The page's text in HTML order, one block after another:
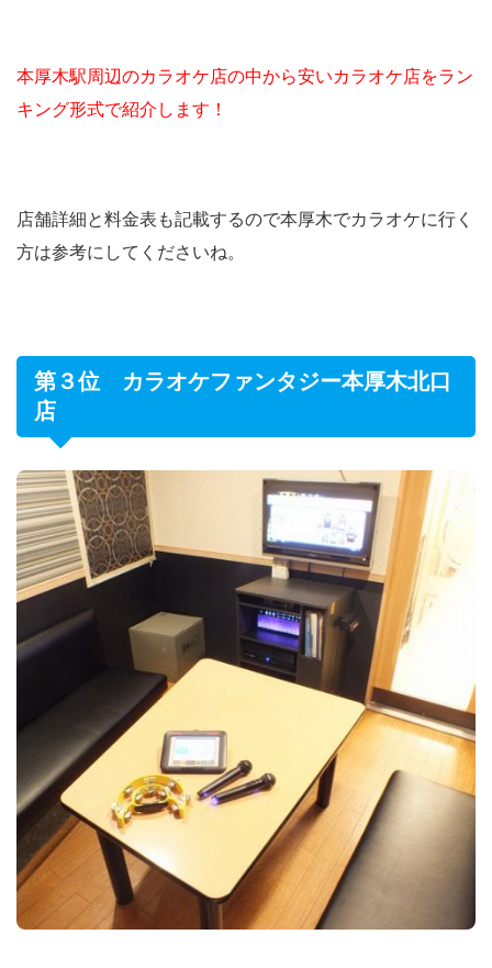
本厚木駅周辺のカラオケ店の中から安いカラオケ店をラン
キング形式で紹介します！
店舗詳細と料金表も記載するので本厚木でカラオケに行く
方は参考にしてくださいね。
第３位 カラオケファンタジー本厚木北口
店